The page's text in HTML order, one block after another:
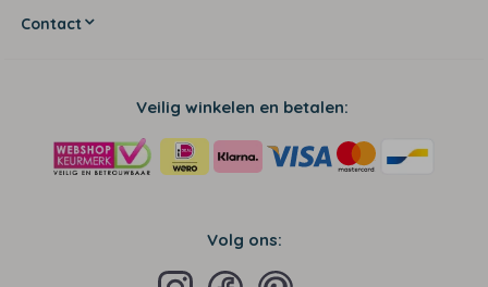
Contact
Veilig winkelen en betalen:
Volg ons: